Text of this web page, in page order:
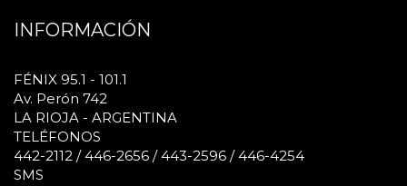
INFORMACIÓN
FÉNIX 95.1 - 101.1
Av. Perón 742
LA RIOJA - ARGENTINA
TELÉFONOS
442-2112 / 446-2656 / 443-2596 / 446-4254
SMS